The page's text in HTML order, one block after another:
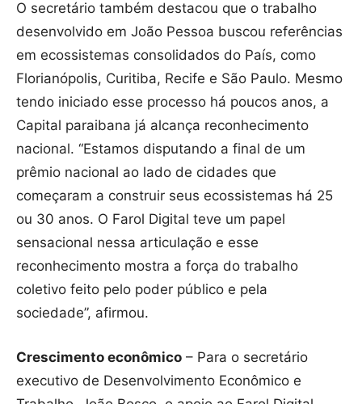
O secretário também destacou que o trabalho
desenvolvido em João Pessoa buscou referências
em ecossistemas consolidados do País, como
Florianópolis, Curitiba, Recife e São Paulo. Mesmo
tendo iniciado esse processo há poucos anos, a
Capital paraibana já alcança reconhecimento
nacional. “Estamos disputando a final de um
prêmio nacional ao lado de cidades que
começaram a construir seus ecossistemas há 25
ou 30 anos. O Farol Digital teve um papel
sensacional nessa articulação e esse
reconhecimento mostra a força do trabalho
coletivo feito pelo poder público e pela
sociedade”, afirmou.
Crescimento econômico – Para o secretário
executivo de Desenvolvimento Econômico e